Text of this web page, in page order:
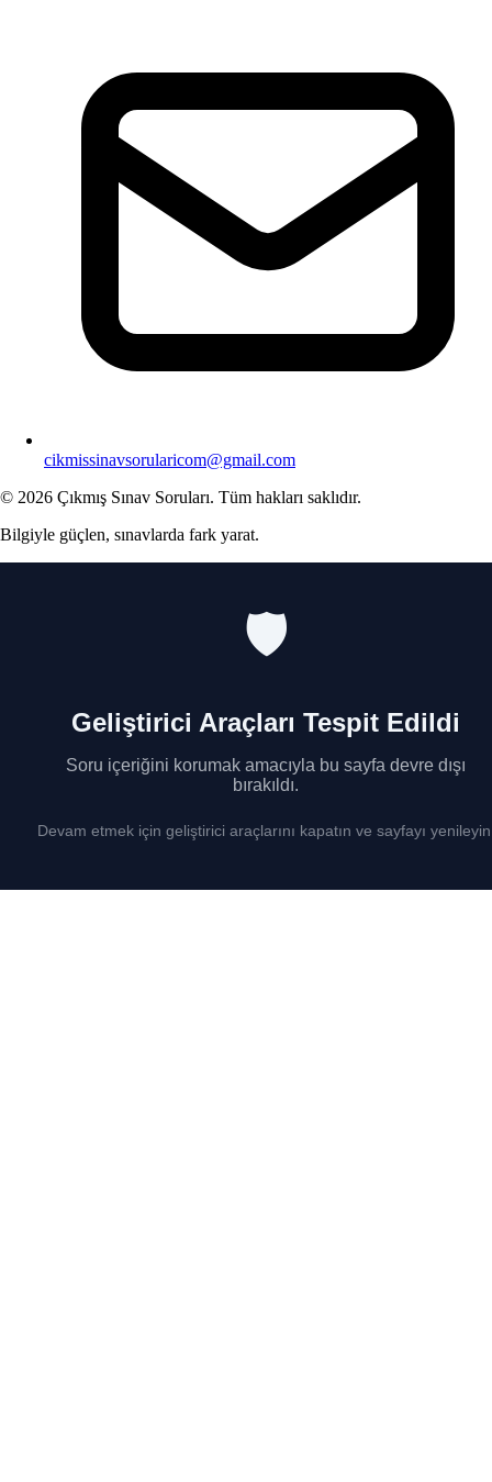
cikmissinavsorularicom@gmail.com
© 2026 Çıkmış Sınav Soruları. Tüm hakları saklıdır.
Bilgiyle güçlen, sınavlarda fark yarat.
🛡️
Geliştirici Araçları Tespit Edildi
Soru içeriğini korumak amacıyla bu sayfa devre dışı
bırakıldı.
Devam etmek için geliştirici araçlarını kapatın ve sayfayı